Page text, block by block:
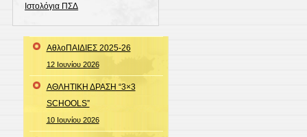
Ιστολόγια ΠΣΔ
ΑθλοΠΑΙΔΙΕΣ 2025-26
12 Ιουνίου 2026
ΑΘΛΗΤΙΚΗ ΔΡΑΣΗ “3×3
SCHOOLS”
10 Ιουνίου 2026